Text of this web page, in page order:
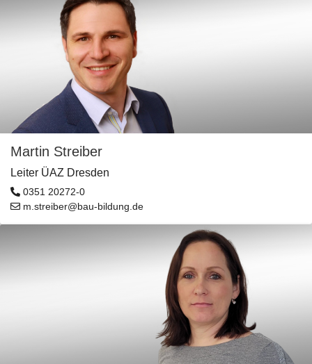
Martin Streiber
Leiter ÜAZ Dresden
0351 20272-0
m.streiber@bau-bildung.de